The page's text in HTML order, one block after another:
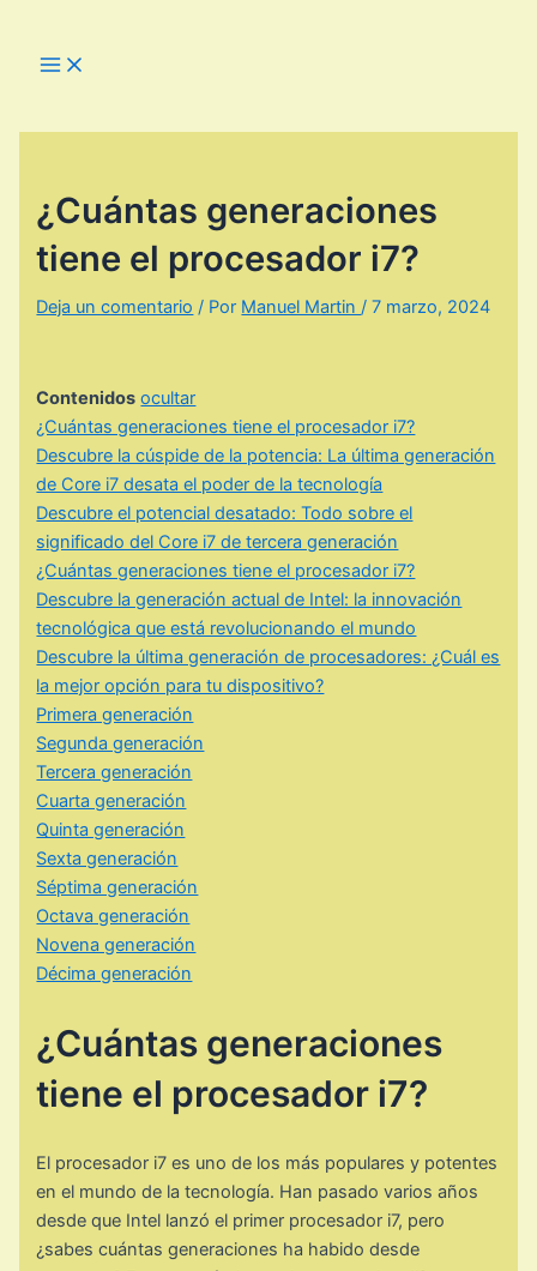
Main
Menu
¿Cuántas generaciones
tiene el procesador i7?
Deja un comentario / Por Manuel Martin/7 marzo, 2024
Contenidos ocultar
¿Cuántas generaciones tiene el procesador i7?
Descubre la cúspide de la potencia: La última generación
de Core i7 desata el poder de la tecnología
Descubre el potencial desatado: Todo sobre el
significado del Core i7 de tercera generación
¿Cuántas generaciones tiene el procesador i7?
Descubre la generación actual de Intel: la innovación
tecnológica que está revolucionando el mundo
Descubre la última generación de procesadores: ¿Cuál es
la mejor opción para tu dispositivo?
Primera generación
Segunda generación
Tercera generación
Cuarta generación
Quinta generación
Sexta generación
Séptima generación
Octava generación
Novena generación
Décima generación
¿Cuántas generaciones
tiene el procesador i7?
El procesador i7 es uno de los más populares y potentes
en el mundo de la tecnología. Han pasado varios años
desde que Intel lanzó el primer procesador i7, pero
¿sabes cuántas generaciones ha habido desde